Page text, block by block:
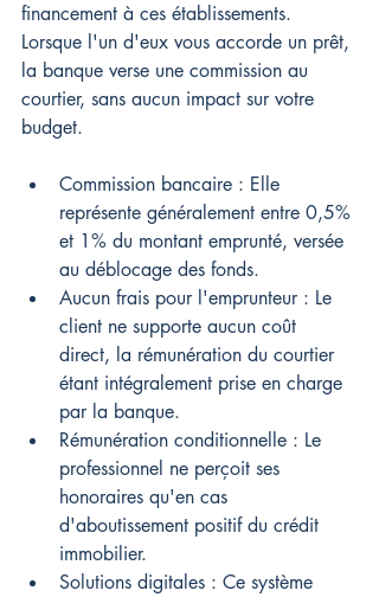
financement à ces établissements.
Lorsque l'un d'eux vous accorde un prêt,
la banque verse une commission au
courtier, sans aucun impact sur votre
budget.
Commission bancaire : Elle
représente généralement entre 0,5%
et 1% du montant emprunté, versée
au déblocage des fonds.
Aucun frais pour l'emprunteur : Le
client ne supporte aucun coût
direct, la rémunération du courtier
étant intégralement prise en charge
par la banque.
Rémunération conditionnelle : Le
professionnel ne perçoit ses
honoraires qu'en cas
d'aboutissement positif du crédit
immobilier.
Solutions digitales : Ce système